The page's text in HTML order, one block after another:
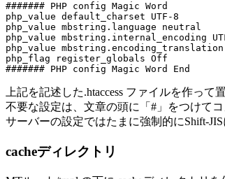
####### PHP config Magic Word
php_value default_charset UTF-8
php_value mbstring.language neutral
php_value mbstring.internal_encoding
php_value
php_flag register_globals Off
####### PHP config Magic Word End
上記を記述した.htaccess ファイルを作って
不要な設定は、文章の頭に「#」をつけて
サーバーの設定ではたまに強制的にShift-
cacheディレクトリ